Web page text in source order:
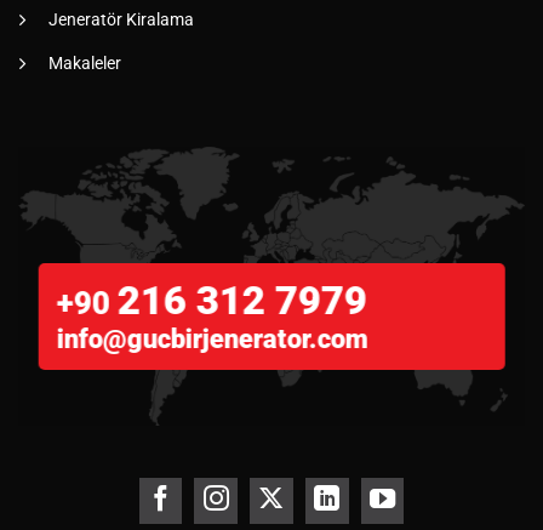
Jeneratör Kiralama
Makaleler
+90 216 312 7979
info@gucbirjenerator.com